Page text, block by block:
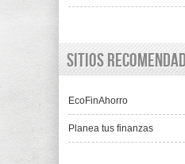
Sitios
EcoFinAhorro
Planea tus finanzas